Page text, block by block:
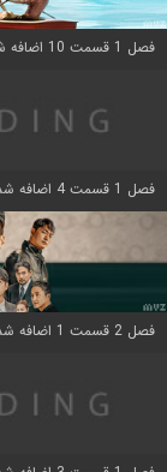
فصل 1 قسمت 10 اضافه شد
فصل 1 قسمت 4 اضافه شد
فصل 2 قسمت 1 اضافه شد